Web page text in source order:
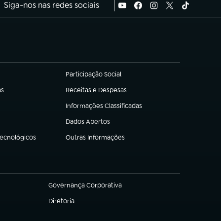
Siga-nos nas redes sociais
Participação Social
(abre em nova aba)
Receitas e Despesas
(abre em nova aba)
Informações Classificadas
(abre em nova aba)
Dados Abertos
(abre em nova aba)
Outras Informações
(abre em nova aba)
Governança Corporativa
(abre em nova aba)
Diretoria
(abre em nova aba)